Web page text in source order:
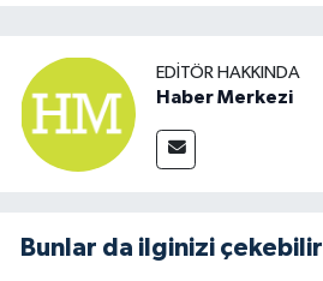
EDITÖR HAKKINDA
Haber Merkezi
Bunlar da ilginizi çekebilir